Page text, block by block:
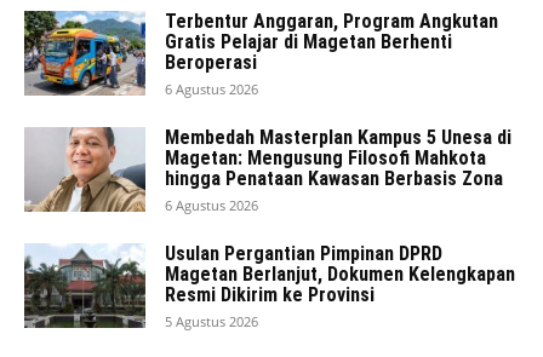
Terbentur Anggaran, Program Angkutan
Gratis Pelajar di Magetan Berhenti
Beroperasi
6 Agustus 2026
Membedah Masterplan Kampus 5 Unesa di
Magetan: Mengusung Filosofi Mahkota
hingga Penataan Kawasan Berbasis Zona
6 Agustus 2026
Usulan Pergantian Pimpinan DPRD
Magetan Berlanjut, Dokumen Kelengkapan
Resmi Dikirim ke Provinsi
5 Agustus 2026